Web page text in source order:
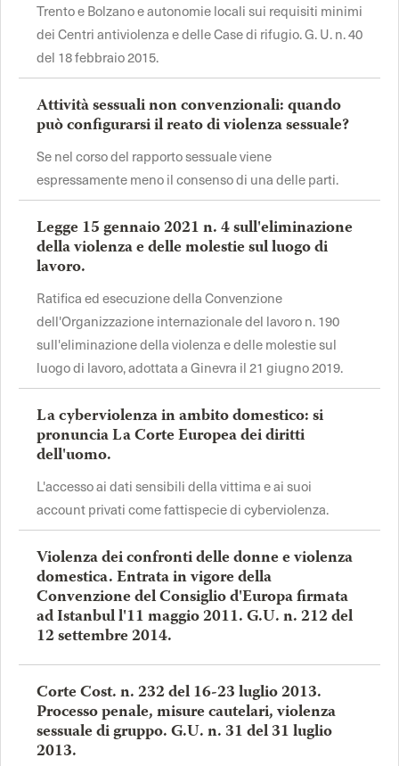
Trento e Bolzano e autonomie locali sui requisiti minimi
dei Centri antiviolenza e delle Case di rifugio. G. U. n. 40
del 18 febbraio 2015.
Attività sessuali non convenzionali: quando
può configurarsi il reato di violenza sessuale?
Se nel corso del rapporto sessuale viene
espressamente meno il consenso di una delle parti.
Legge 15 gennaio 2021 n. 4 sull'eliminazione
della violenza e delle molestie sul luogo di
lavoro.
Ratifica ed esecuzione della Convenzione
dell'Organizzazione internazionale del lavoro n. 190
sull'eliminazione della violenza e delle molestie sul
luogo di lavoro, adottata a Ginevra il 21 giugno 2019.
La cyberviolenza in ambito domestico: si
pronuncia La Corte Europea dei diritti
dell'uomo.
L'accesso ai dati sensibili della vittima e ai suoi
account privati come fattispecie di cyberviolenza.
Violenza dei confronti delle donne e violenza
domestica. Entrata in vigore della
Convenzione del Consiglio d'Europa firmata
ad Istanbul l'11 maggio 2011. G.U. n. 212 del
12 settembre 2014.
Corte Cost. n. 232 del 16-23 luglio 2013.
Processo penale, misure cautelari, violenza
sessuale di gruppo. G.U. n. 31 del 31 luglio
2013.